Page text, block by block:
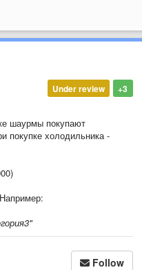
+3
Under review
шаурмы покупают
покупке холодильника -
Follow